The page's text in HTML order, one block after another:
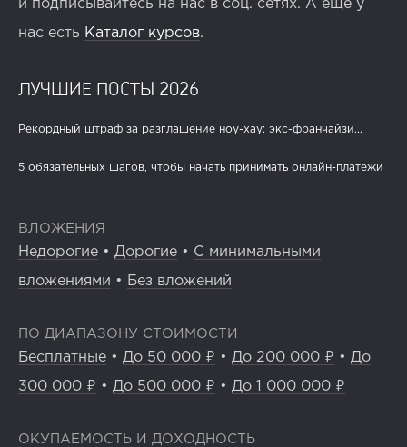
и подписывайтесь на нас в соц. сетях. А ещё у
нас есть Каталог курсов.
ЛУЧШИЕ ПОСТЫ 2026
Рекордный штраф за разглашение ноу-хау: экс-франчайзи...
5 обязательных шагов, чтобы начать принимать онлайн-платежи
ВЛОЖЕНИЯ
Недорогие • Дорогие • С минимальными
вложениями • Без вложений
ПО ДИАПАЗОНУ СТОИМОСТИ
Бесплатные • До 50 000 ₽ • До 200 000 ₽ • До
300 000 ₽ • До 500 000 ₽ • До 1 000 000 ₽
ОКУПАЕМОСТЬ И ДОХОДНОСТЬ